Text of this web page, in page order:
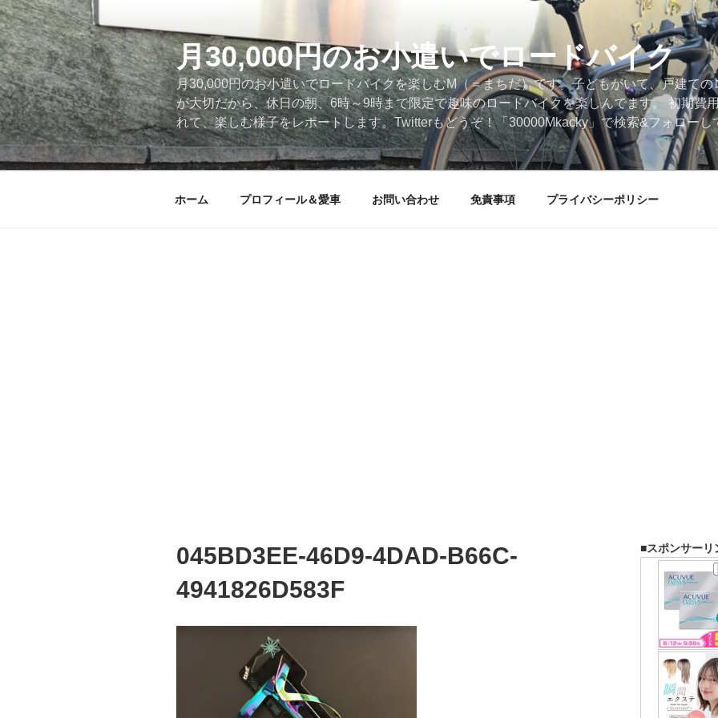
コ
ン
テ
ン
ツ
へ
ス
キ
ッ
月30,000円のお小遣いでロードバイク
月30,000円のお小遣いでロードバイクを楽しむM（＝まちだ）です。子どもがいて、戸建て
が大切だから、休日の朝、6時～9時まで限定で趣味のロードバイクを楽しんでます。 初期費
れて、楽しむ様子をレポートします。Twitterもどうぞ！「30000Mkacky」で検索&フォローし
ホーム プロフィール＆愛車 お問い合わせ 免責事項 プライバシーポリシー
045BD3EE-46D9-4DAD-B66C-
4941826D583F
■スポンサーリ